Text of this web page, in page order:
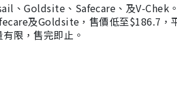
、Goldsite、Safecare、及V-Chek
及Goldsite，售價低至$186.7，
限，售完即止。